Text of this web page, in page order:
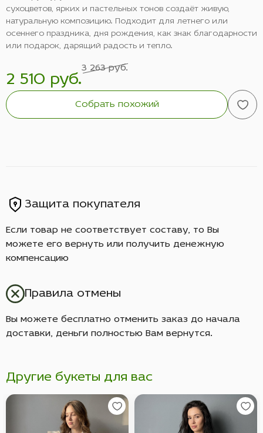
сухоцветов, ярких и пастельных тонов создаёт живую,
натуральную композицию. Подходит для летнего или
осеннего праздника, дня рождения, как знак благодарности
или подарок, дарящий радость и тепло.
2 510 руб.
3 263 руб.
Собрать похожий
Защита покупателя
Если товар не соответствует составу, то Вы
можете его вернуть или получить денежную
компенсацию
Правила отмены
Вы можете бесплатно отменить заказ до начала
доставки, деньги полностью Вам вернутся.
Другие букеты для вас